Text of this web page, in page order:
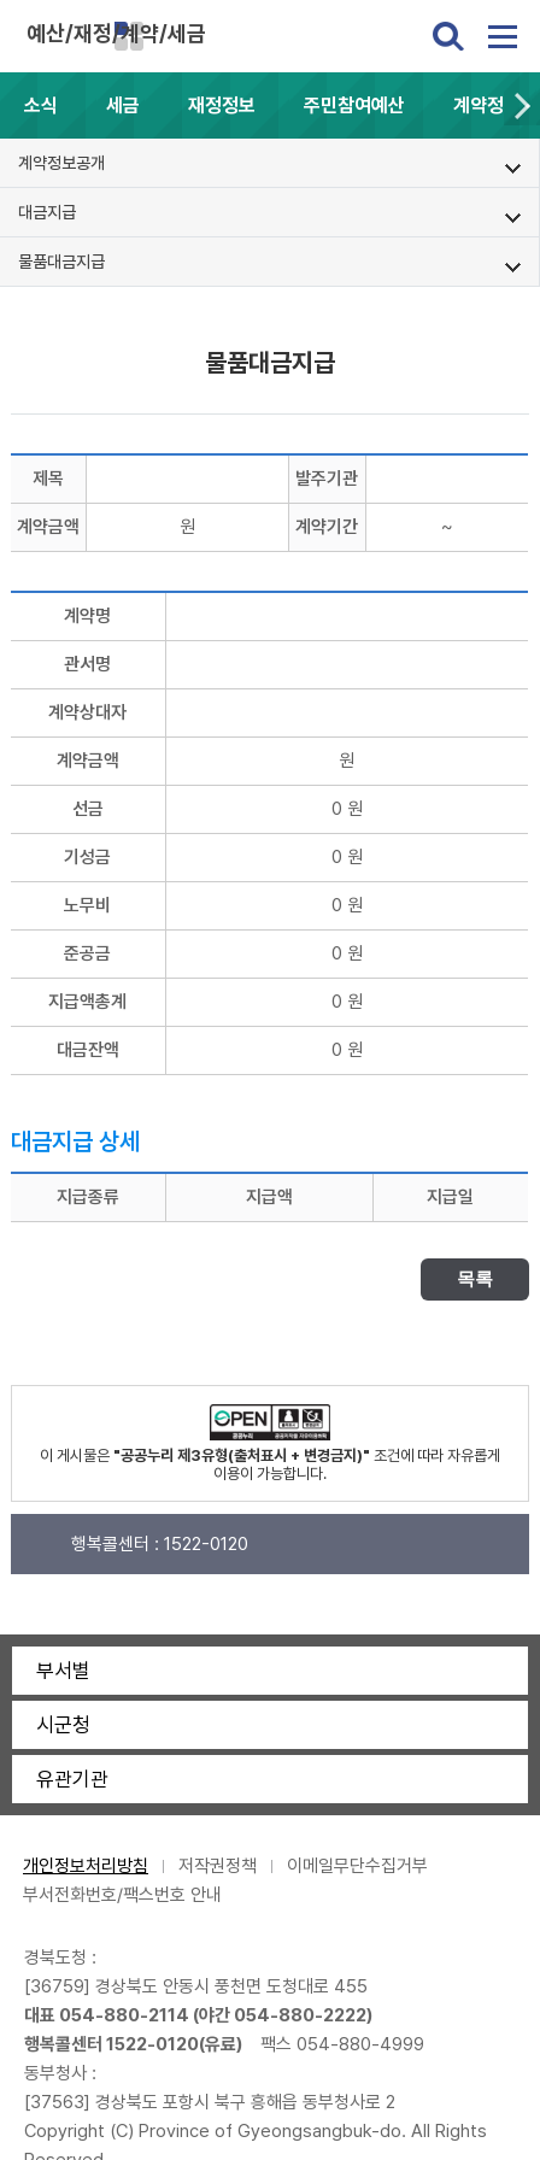
예산/재정/계약/세금
소식 세금 재정정보 주민참여예산 계약정보
계약정보공개
대금지급
물품대금지급
물품대금지급
제목 발주기관
계약금액 원 계약기간 ~
계약명
관서명
계약상대자
계약금액 원
선금 0 원
기성금 0 원
노무비 0 원
준공금 0 원
지급액총계 0 원
대금잔액 0 원
대금지급 상세
지급종류 지급액 지급일
목록
이 게시물은 "공공누리 제3유형(출처표시 + 변경금지)" 조건에 따라 자유롭게
이용이 가능합니다.
행복콜센터 : 1522-0120
부서별
시군청
유관기관
개인정보처리방침 저작권정책
이메일무단수집거부
부서전화번호/팩스번호 안내
경북도청 :
[36759] 경상북도 안동시 풍천면 도청대로 455
대표 054-880-2114 (야간 054-880-2222)
행복콜센터 1522-0120(유료)
팩스 054-880-4999
동부청사 :
[37563] 경상북도 포항시 북구 흥해읍 동부청사로 2
Copyright (C) Province of Gyeongsangbuk-do. All Rights